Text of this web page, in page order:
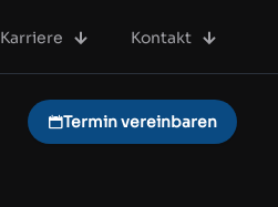
Karriere Kontakt
Termin vereinbaren